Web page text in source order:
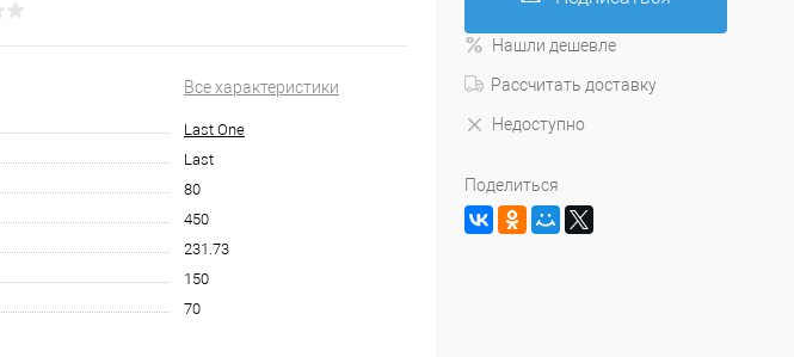
Все характеристики
Last One
Last
80
450
231.73
150
70
Нашли дешевле
Рассчитать доставку
Недоступно
Поделиться